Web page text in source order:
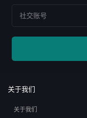
关于我们
关于我们